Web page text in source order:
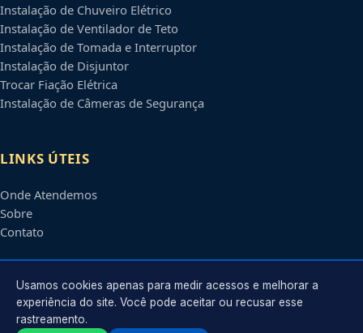
Instalação de Chuveiro Elétrico
Instalação de Ventilador de Teto
Instalação de Tomada e Interruptor
Instalação de Disjuntor
Trocar Fiação Elétrica
Instalação de Câmeras de Segurança
LINKS ÚTEIS
Onde Atendemos
Sobre
Contato
CONTATO
Atendimento em
Usamos cookies apenas para medir acessos e melhorar a
experiência do site. Você pode aceitar ou recusar esse
rastreamento.